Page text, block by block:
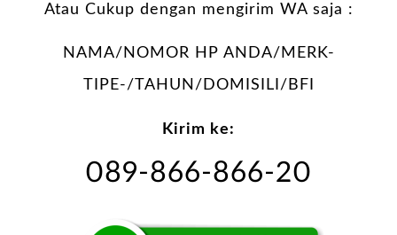
Atau Cukup dengan mengirim WA saja :
NAMA/NOMOR HP ANDA/MERK-
TIPE-/TAHUN/DOMISILI/BFI
Kirim ke:
089-866-866-20